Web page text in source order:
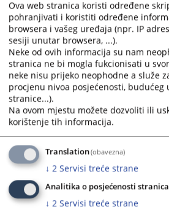
and
select
a
date.
Press
the
question
mark
key
get
the
keyboard
shortcuts
for
and
select
a
date.
Press
the
question
mark
key
the
keyboard
shortcuts
for
Odobreni budžet
Bugojnu za
-
10.06.2022.
Ova web stranica koristi određene
pohranjivati i koristiti određene
browsera i vašeg uređaja (npr. IP
sesiji unutar browsera, ...).
Neke od ovih informacija su nam
stranica ne bi mogla fukcionisati u
neke nisu prijeko neophodne a služe
procjenu nivoa posjećenosti, budućeg
stranice...).
Na ovom mjestu možete dozvoliti ili
korištenje tih informacija.
Translation(obavezna)
↓ 2 Servisi treće strane
Analitika o posjećenosti stranica
↓ 2 Servisi treće strane